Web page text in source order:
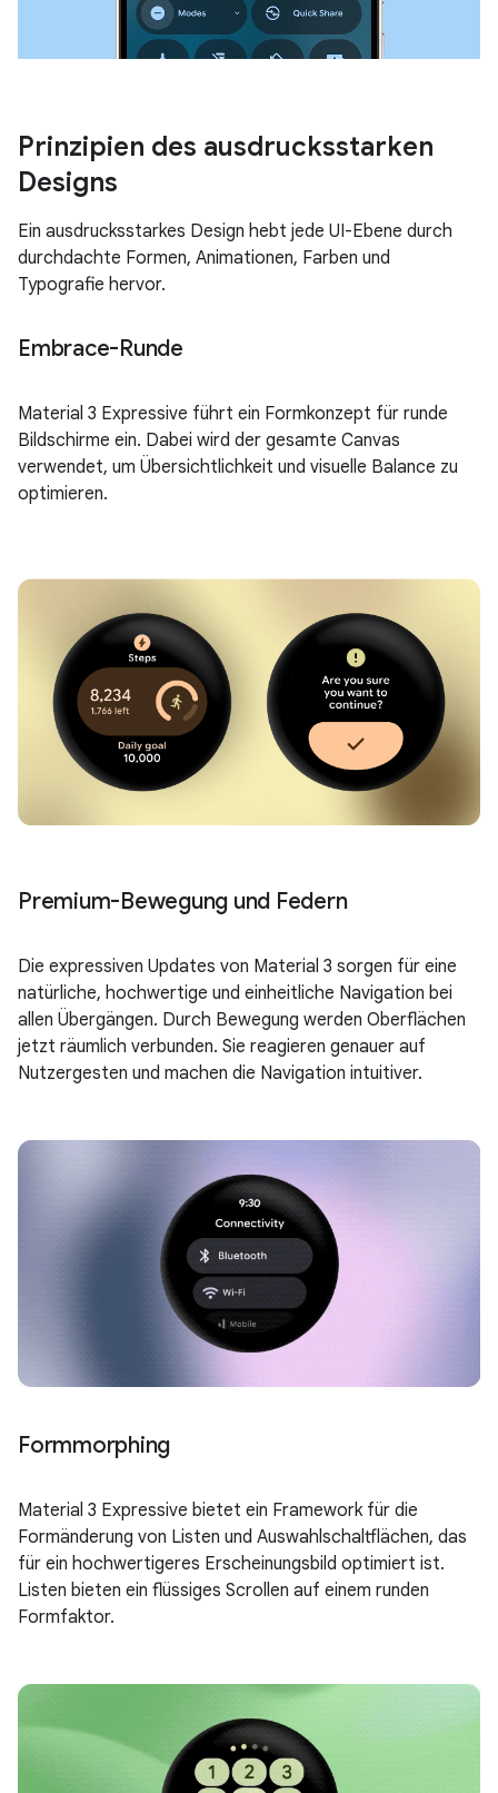
Prinzipien des ausdrucksstarken
Designs
Ein ausdrucksstarkes Design hebt jede UI-Ebene durch
durchdachte Formen, Animationen, Farben und
Typografie hervor.
Embrace-Runde
Material 3 Expressive führt ein Formkonzept für runde
Bildschirme ein. Dabei wird der gesamte Canvas
verwendet, um Übersichtlichkeit und visuelle Balance zu
optimieren.
Premium-Bewegung und Federn
Die expressiven Updates von Material 3 sorgen für eine
natürliche, hochwertige und einheitliche Navigation bei
allen Übergängen. Durch Bewegung werden Oberflächen
jetzt räumlich verbunden. Sie reagieren genauer auf
Nutzergesten und machen die Navigation intuitiver.
Formmorphing
Material 3 Expressive bietet ein Framework für die
Formänderung von Listen und Auswahlschaltflächen, das
für ein hochwertigeres Erscheinungsbild optimiert ist.
Listen bieten ein flüssiges Scrollen auf einem runden
Formfaktor.